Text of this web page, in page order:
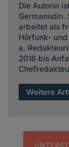
Die Autorin
Germanistin.
arbeitet als
Hörfunk-
a.
2016 bis
Weitere